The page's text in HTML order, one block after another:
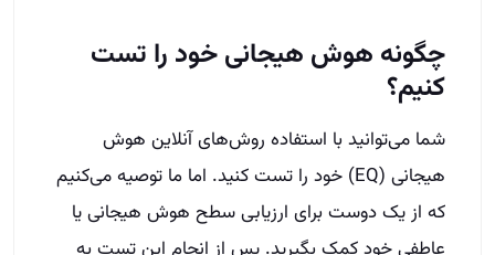
چگونه هوش هیجانی خود را تست
کنیم؟
شما می‌توانید با استفاده روش‌های آنلاین هوش
هیجانی (EQ) خود را تست کنید. اما ما توصیه می‌کنیم
که از یک دوست برای ارزیابی سطح هوش هیجانی یا